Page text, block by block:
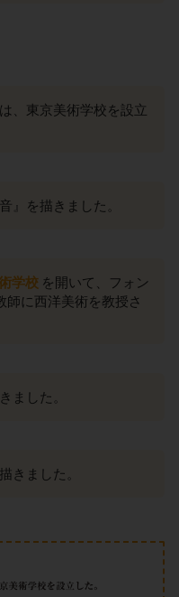
は、東京美術学校を設立
』を描きました。
学校 を開いて、フォン
師に西洋美術を教授さ
ました。
きました。